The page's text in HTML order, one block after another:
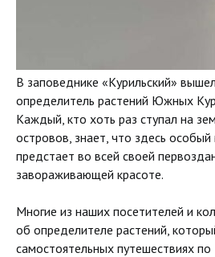
В заповеднике «Курильский»
определитель растений Южных
Каждый, кто хоть раз ступал на
островов, знает, что здесь
предстает во всей своей
завораживающей красоте.
Многие из наших посетителей и
об определителе растений,
самостоятельных путешествиях